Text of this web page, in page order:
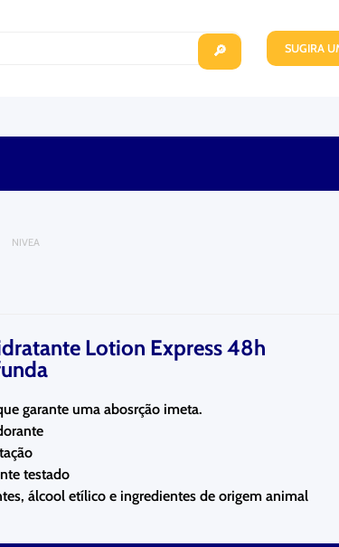
🔎 SUGIRA
NIVEA
Lotion Express 48h
garante uma abosrção imeta.
testado
álcool etílico e ingredientes de origem animal